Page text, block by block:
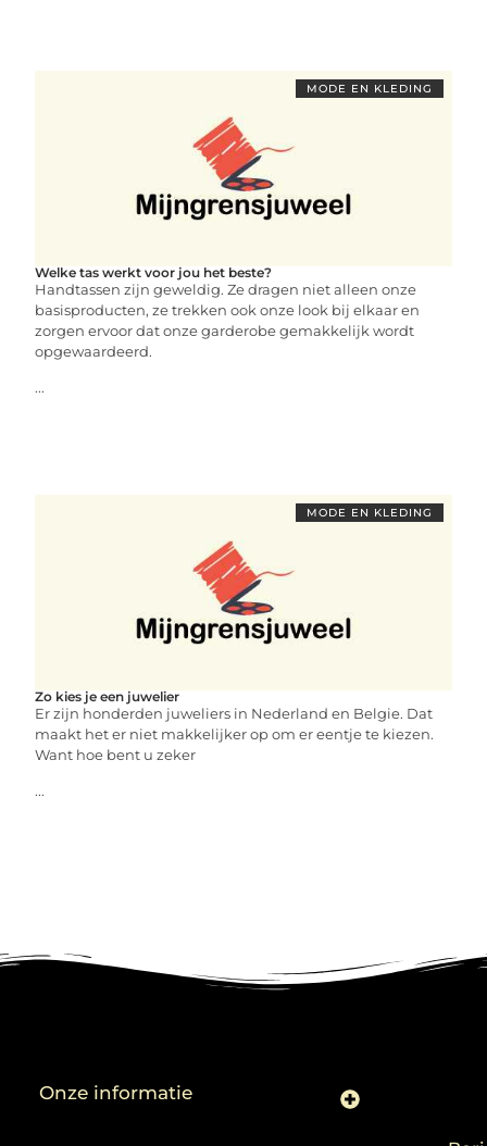
MODE EN KLEDING
Welke tas werkt voor jou het beste?
Handtassen zijn geweldig. Ze dragen niet alleen onze
basisproducten, ze trekken ook onze look bij elkaar en
zorgen ervoor dat onze garderobe gemakkelijk wordt
opgewaardeerd.
...
MODE EN KLEDING
Zo kies je een juwelier
Er zijn honderden juweliers in Nederland en Belgie. Dat
maakt het er niet makkelijker op om er eentje te kiezen.
Want hoe bent u zeker
...
Onze informatie